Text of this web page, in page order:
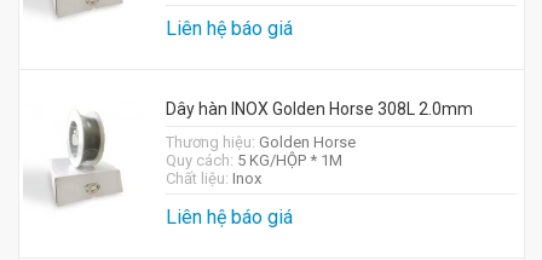
Liên hệ báo giá
Dây hàn INOX Golden Horse 308L 2.0mm
Thương hiệu: Golden Horse
Quy cách: 5 KG/HỘP * 1M
Chất liệu: Inox
Liên hệ báo giá